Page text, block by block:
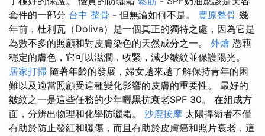
套件的一部分 台中 整骨 - 但無論如何不是。 豐原整骨 幾
年前，杜利瓦（Doliva）是一個真正的獨特之處，因為它是
為數不多的照顧和對皮膚染色的天然成分之一。 外燴 憑藉
穩定的膚色，它可以滋潤，收緊，減少皺紋並保護陽光。
居家打掃 隨著年齡的發展，婦女越來越了解保持青年的困
難以及適當照顧受這種變化影響的皮膚的重要性。 最好的
皺紋之一是這些任務的少年曬黑抗衰老SPF 30。 在組成方
面，分辨出物理和化學防曬霜。 沙鹿按摩 太陽捍衛者不僅
有助於防止發紅和曬傷，而且有助於皮膚癌和照片衰老，這